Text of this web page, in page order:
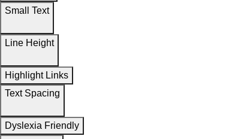
Small Text
Line Height
Highlight Links
Text Spacing
Dyslexia Friendly